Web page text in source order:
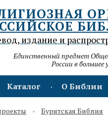
издание и
Единственный предмет
России в
Каталог О Библии
Бурятская Библия